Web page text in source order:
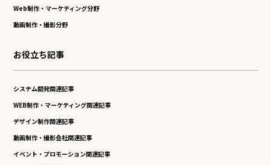
Web制作・マーケティング分野
動画制作・撮影分野
お役立ち記事
システム開発関連記事
WEB制作・マーケティング関連記事
デザイン制作関連記事
動画制作・撮影会社関連記事
イベント・プロモーション関連記事